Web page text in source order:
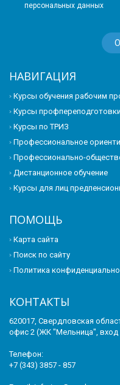
персональных данных
НАВИГАЦИЯ
Курсы обучения рабочим
Курсы
Курсы по ТРИЗ
Профессиональное
Профессионально-
Дистанционное обучение
Курсы для лиц
ПОМОЩЬ
Карта сайта
Поиск по сайту
Политика
КОНТАКТЫ
620017, Свердловская
офис 2 (ЖК "Мельница", вход
Телефон:
+7 (343) 3857 - 857